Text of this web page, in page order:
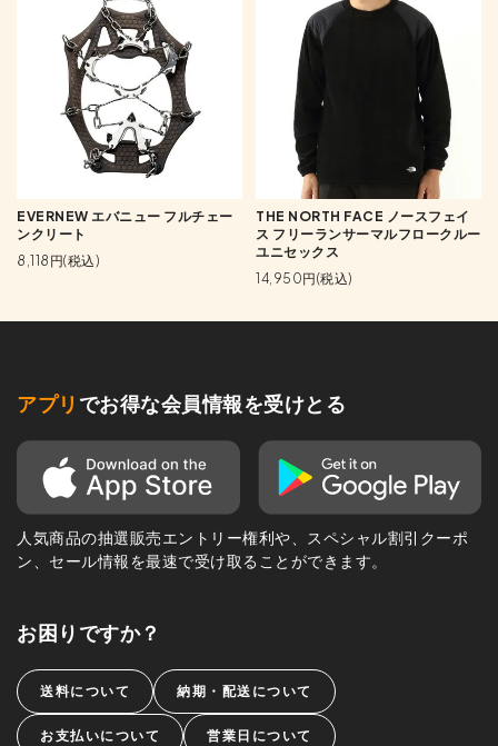
EVERNEW エバニュー フルチェー
ンクリート
8,118円(税込)
THE NORTH FACE ノースフェイ
ス フリーランサーマルフロークルー
ユニセックス
14,950円(税込)
アプリ でお得な会員情報を受けとる
人気商品の抽選販売エントリー権利や、スペシャル割引クーポ
ン、セール情報を最速で受け取ることができます。
お困りですか？
送料について 納期・配送について
お支払いについて 営業日について